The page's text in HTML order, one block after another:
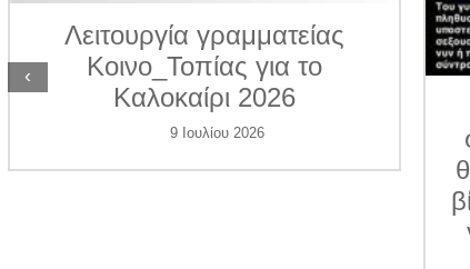
Λειτουργία γραμματείας
Κοινο_Τοπίας για το
Καλοκαίρι 2026
9 Ιουλίου 2026
‹